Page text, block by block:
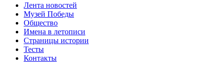
Лента новостей
Музей Победы
Общество
Имена в летописи
Страницы истории
Тесты
Контакты